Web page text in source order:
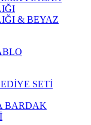
& BEYAZ
SETİ
BARDAK